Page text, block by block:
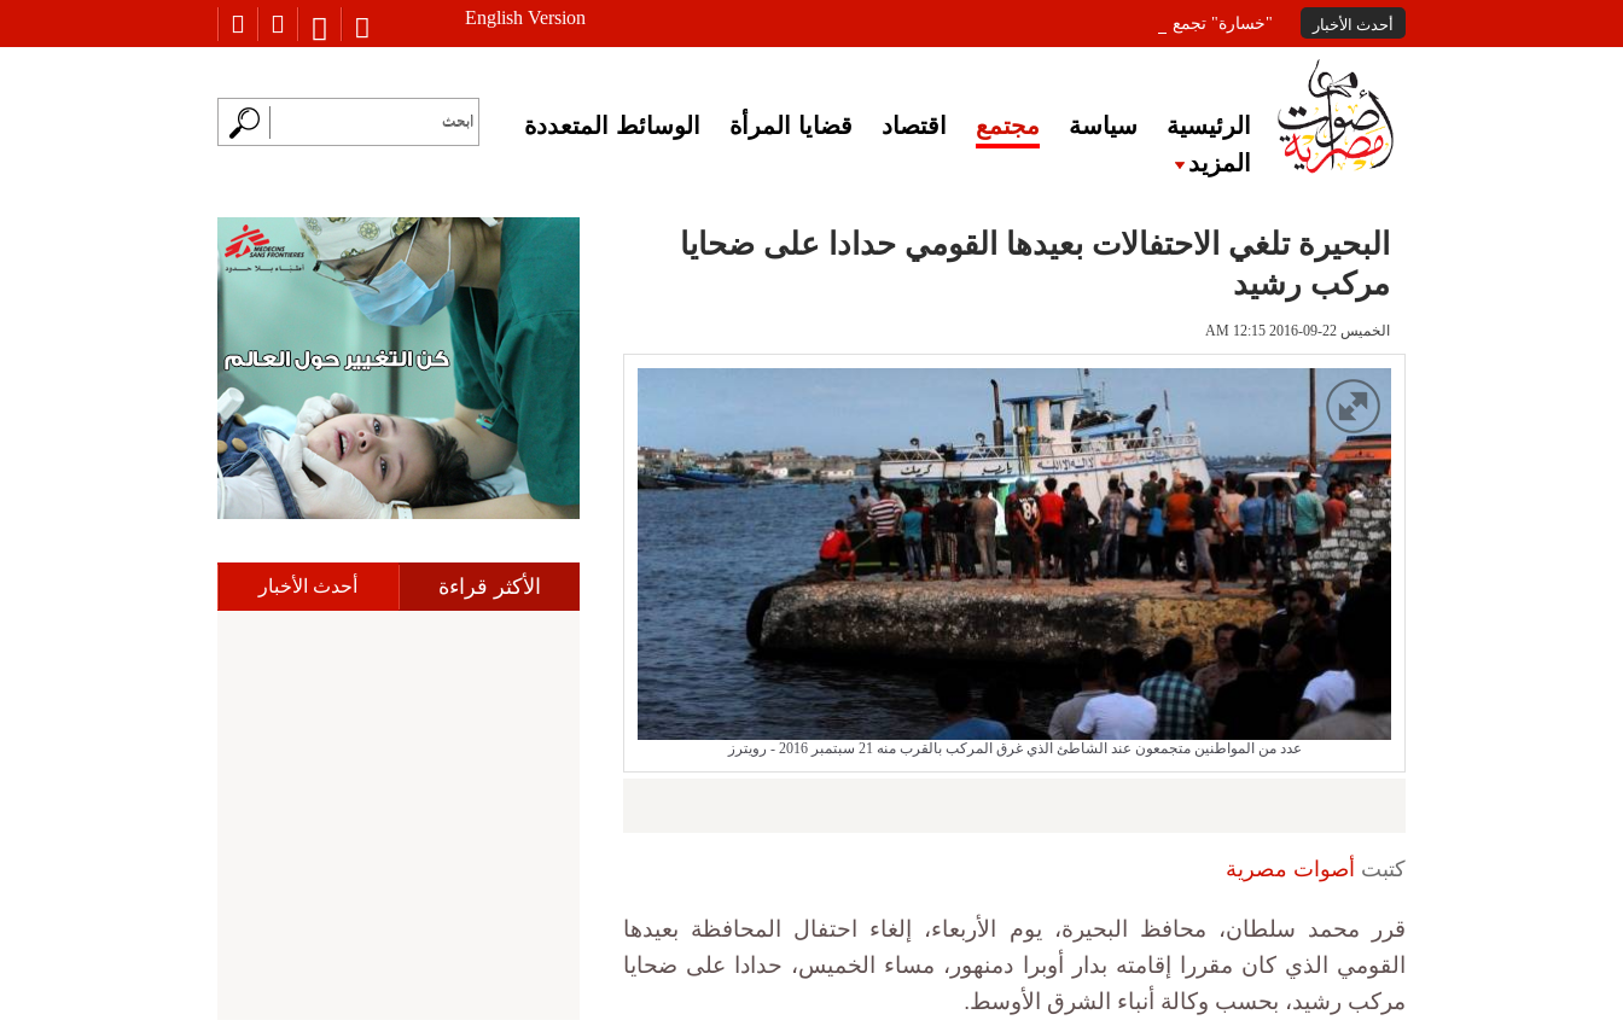
English Version أحدث الأخبار "خسارة" تجمع المعلقين على خبر إغلاق أصوات مصرية
الرئيسية سياسة مجتمع اقتصاد قضايا المرأة
الوسائط المتعددة
المزيد
البحيرة تلغي الاحتفالات بعيدها القومي حدادا على ضحايا
مركب رشيد
الخميس 22-09-2016 AM 12:15
عدد من المواطنين متجمعون عند الشاطئ الذي غرق المركب بالقرب منه 21 سبتمبر 2016 - رويترز
كتبت أصوات مصرية
قرر محمد سلطان، محافظ البحيرة، يوم الأربعاء، إلغاء احتفال المحافظة بعيدها
القومي الذي كان مقررا إقامته بدار أوبرا دمنهور، مساء الخميس، حدادا على ضحايا
مركب رشيد، بحسب وكالة أنباء الشرق الأوسط.
الأكثر قراءة أحدث الأخبار